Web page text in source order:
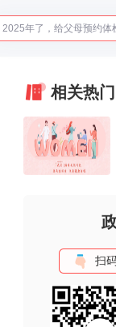
体检前能吃药吗？
2025年了，给父母预约体检
相关热门
扫